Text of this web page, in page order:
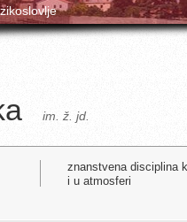
im. ž. jd.
znanstvena disciplina
i u atmosferi